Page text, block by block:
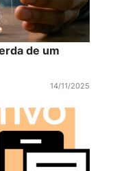
de um
14/11/2025